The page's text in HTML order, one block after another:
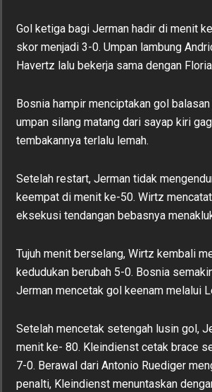
Gol ketiga bagi Jerman hadir di menit
skor menjadi 3-0. Umpan lambung
Havertz lalu bekerja sama dengan
Bosnia hampir menciptakan gol
umpan silang matang dari sayap kiri
tembakannya terlalu lemah.
Setelah restart, Jerman tidak
keempat di menit ke-50. Wirtz
eksekusi tendangan bebasnya
Tujuh menit berselang, Wirtz kembali
kedudukan berubah 5-0. Bosnia
Jerman mencetak gol keenam melalui
Setelah mencetak setengah lusin gol,
menit ke- 80. Kleindienst cetak brace
7-0. Berawal dari Antonio Ruediger
penalti, Kleindienst menuntaskan